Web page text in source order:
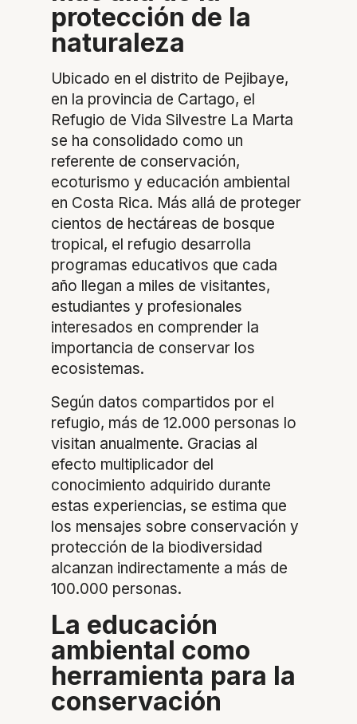
protección de la
naturaleza
Ubicado en el distrito de Pejibaye,
en la provincia de Cartago, el
Refugio de Vida Silvestre La Marta
se ha consolidado como un
referente de conservación,
ecoturismo y educación ambiental
en Costa Rica. Más allá de proteger
cientos de hectáreas de bosque
tropical, el refugio desarrolla
programas educativos que cada
año llegan a miles de visitantes,
estudiantes y profesionales
interesados en comprender la
importancia de conservar los
ecosistemas.
Según datos compartidos por el
refugio, más de 12.000 personas lo
visitan anualmente. Gracias al
efecto multiplicador del
conocimiento adquirido durante
estas experiencias, se estima que
los mensajes sobre conservación y
protección de la biodiversidad
alcanzan indirectamente a más de
100.000 personas.
La educación
ambiental como
herramienta para la
conservación